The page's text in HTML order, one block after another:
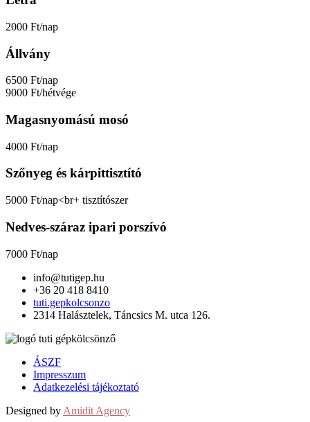
2000 Ft/nap
Állvány
6500 Ft/nap
9000 Ft/hétvége
Magasnyomású mosó
4000 Ft/nap
Szőnyeg és kárpittisztító
5000 Ft/nap<br+ tisztítószer
Nedves-száraz ipari porszívó
7000 Ft/nap
info@tutigep.hu
+36 20 418 8410
tuti.gepkolcsonzo
2314 Halásztelek, Táncsics M. utca 126.
ÁSZF
Impresszum
Adatkezelési tájékoztató
Designed by Amidit Agency